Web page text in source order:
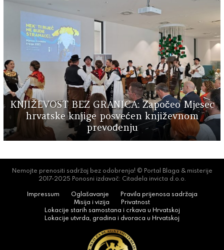
KNJIŽEVOST BEZ GRANICA: Započeo Mjesec
hrvatske knjige posvećen književnom
prevođenju
Nemojte prenositi sadržaj bez odobrenja! © Portal Blaga & misterije
2017-2025 Ponosni izdavač: Citadela invicta d.o.o.
Impressum
Oglašavanje
Pravila prijenosa sadržaja
Misija i vizija
Privatnost
Lokacije starih samostana i crkava u Hrvatskoj
Lokacije utvrda, gradina i dvoraca u Hrvatskoj